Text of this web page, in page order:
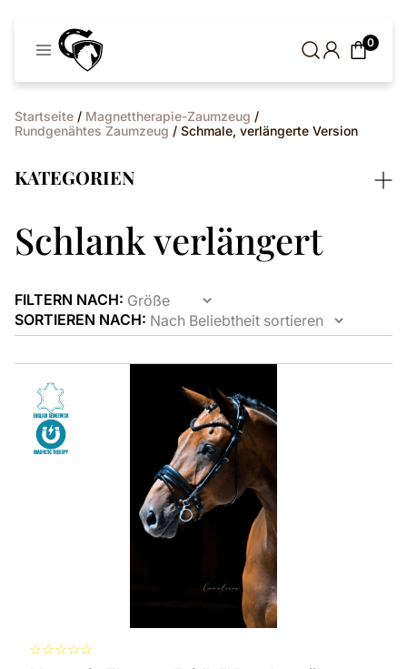
0
Startseite / Magnettherapie-Zaumzeug /
Rundgenähtes Zaumzeug / Schmale, verlängerte Version
KATEGORIEN
Schlank verlängert
FILTERN NACH:
SORTIEREN NACH:
☆☆☆☆☆
Produkt
ist
in
verschiedenen
Varianten